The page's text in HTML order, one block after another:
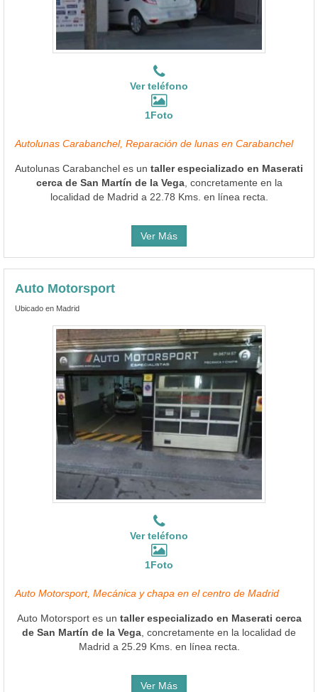
Ver teléfono
1Foto
Autolunas Carabanchel, Reparación de lunas en Carabanchel
Autolunas Carabanchel es un taller especializado en Maserati
cerca de San Martín de la Vega, concretamente en la
localidad de Madrid a 22.78 Kms. en línea recta.
Ver Más
Auto Motorsport
Ubicado en Madrid
Ver teléfono
1Foto
Auto Motorsport, Mecánica y chapa en el centro de Madrid
Auto Motorsport es un taller especializado en Maserati cerca
de San Martín de la Vega , concretamente en la localidad de
Madrid a 25.29 Kms. en línea recta.
Ver Más